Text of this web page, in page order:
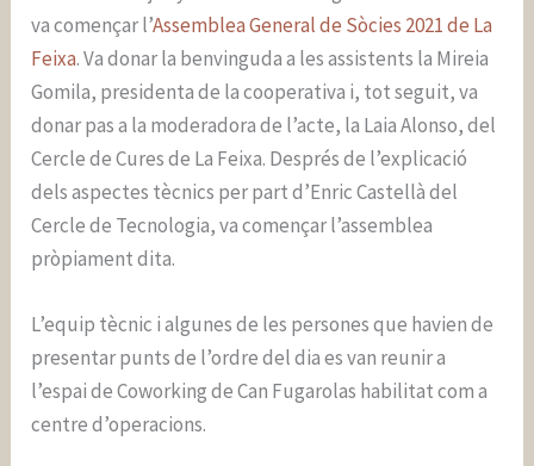
va començar l’Assemblea General de Sòcies 2021 de La
Feixa. Va donar la benvinguda a les assistents la Mireia
Gomila, presidenta de la cooperativa i, tot seguit, va
donar pas a la moderadora de l’acte, la Laia Alonso, del
Cercle de Cures de La Feixa. Després de l’explicació
dels aspectes tècnics per part d’Enric Castellà del
Cercle de Tecnologia, va començar l’assemblea
pròpiament dita.
L’equip tècnic i algunes de les persones que havien de
presentar punts de l’ordre del dia es van reunir a
l’espai de Coworking de Can Fugarolas habilitat com a
centre d’operacions.